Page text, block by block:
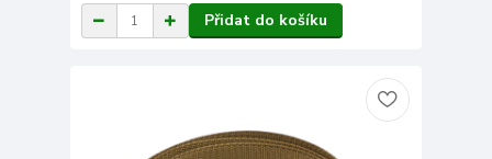
Přidat do košíku